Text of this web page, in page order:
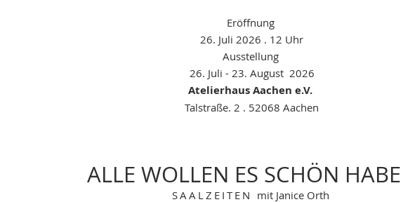
Eröffnung
26. Juli 2026 . 12 Uhr
Ausstellung
26. Juli - 23. August 2026
Atelierhaus Aachen e.V.
Talstraße. 2 . 52068 Aachen
ALLE WOLLEN ES SCHÖN
SAALZEITEN mit Janice Orth